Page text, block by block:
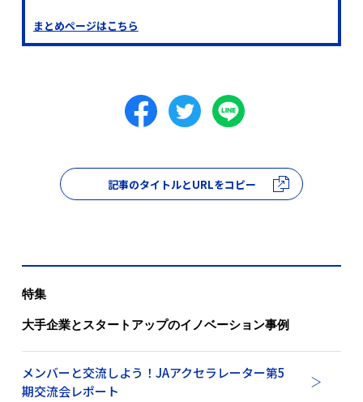
まとめページはこちら
記事のタイトルとURLをコピー
特集
大手企業とスタートアップのイノベーション事例
メンバーと交流しよう！JAアクセラレーター第5
期交流会レポート